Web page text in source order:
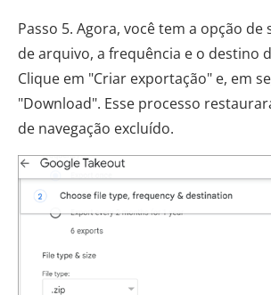
Passo 5. Agora, você tem a opção
de arquivo, a frequência e o destino
Clique em "Criar exportação" e, em
"Download". Esse processo
de navegação excluído.